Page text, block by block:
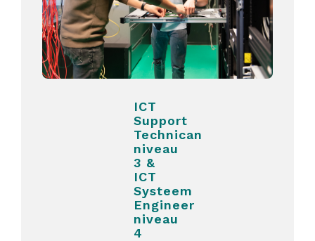
ICT
Support
Technican
niveau
3 &
ICT
Systeem
Engineer
niveau
4